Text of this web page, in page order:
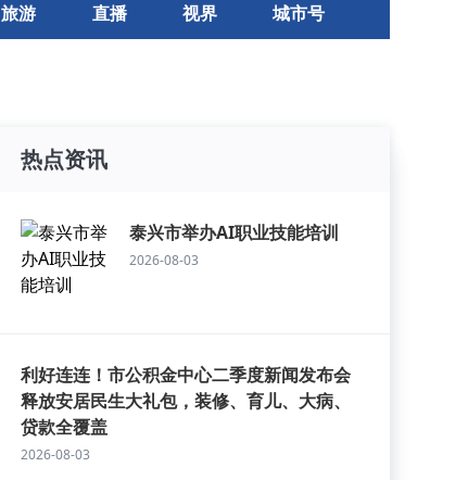
旅游 直播 视界 城市号
热点资讯
泰兴市举办AI职业技能培训
2026-08-03
利好连连！市公积金中心二季度新闻发布会
释放安居民生大礼包，装修、育儿、大病、
贷款全覆盖
2026-08-03